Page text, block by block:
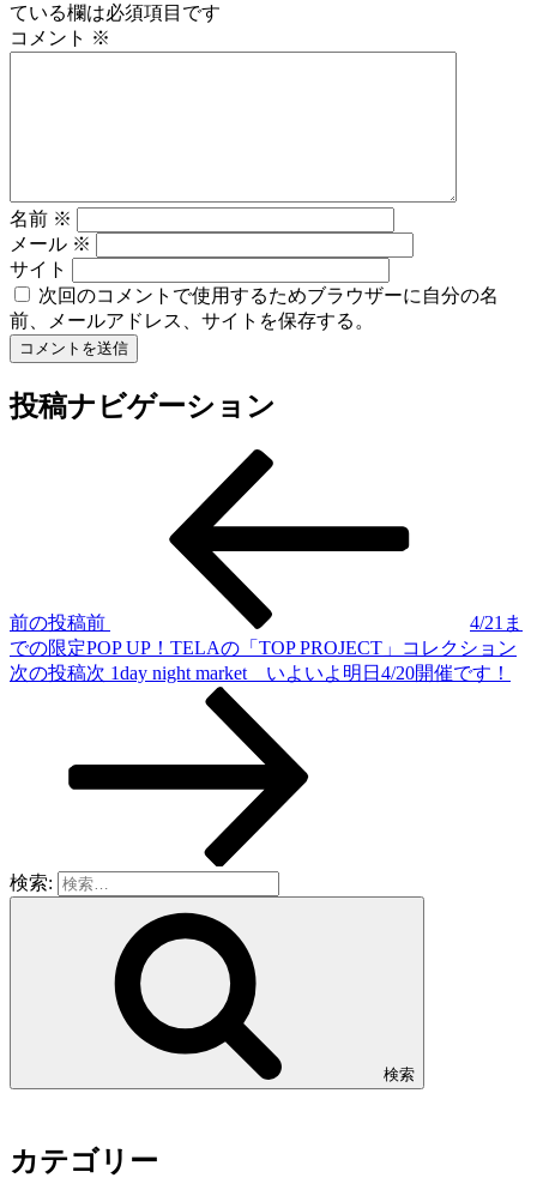
ている欄は必須項目です
コメント ※
名前 ※
メール ※
サイト
次回のコメントで使用するためブラウザーに自分の名
前、メールアドレス、サイトを保存する。
投稿ナビゲーション
前の投稿前
4/21ま
での限定POP UP！TELAの「TOP PROJECT」コレクション
次の投稿次 1day night market いよいよ明日4/20開催です！
検索:
検索
カテゴリー